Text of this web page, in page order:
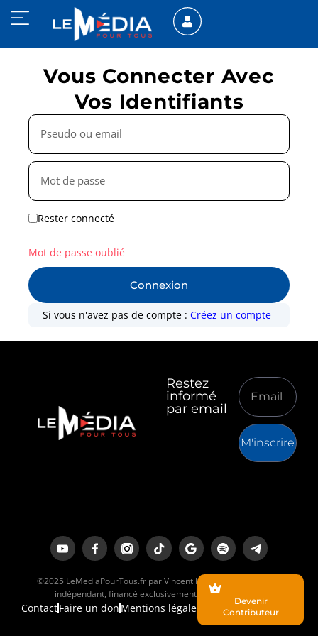
Vous Connecter Avec
Vos Identifiants
Rester connecté
Connexion
Mot de passe oublié
Si vous n'avez pas de compte :Créez un compte
Restez
informé
par email
M'inscrire
©2025 LeMediaPourTous.fr par Vincent Lapierre est un média
indépendant, financé exclusivement par ses lecteurs.
ContactFaire un don Mentions légales
Devenir
Contributeur